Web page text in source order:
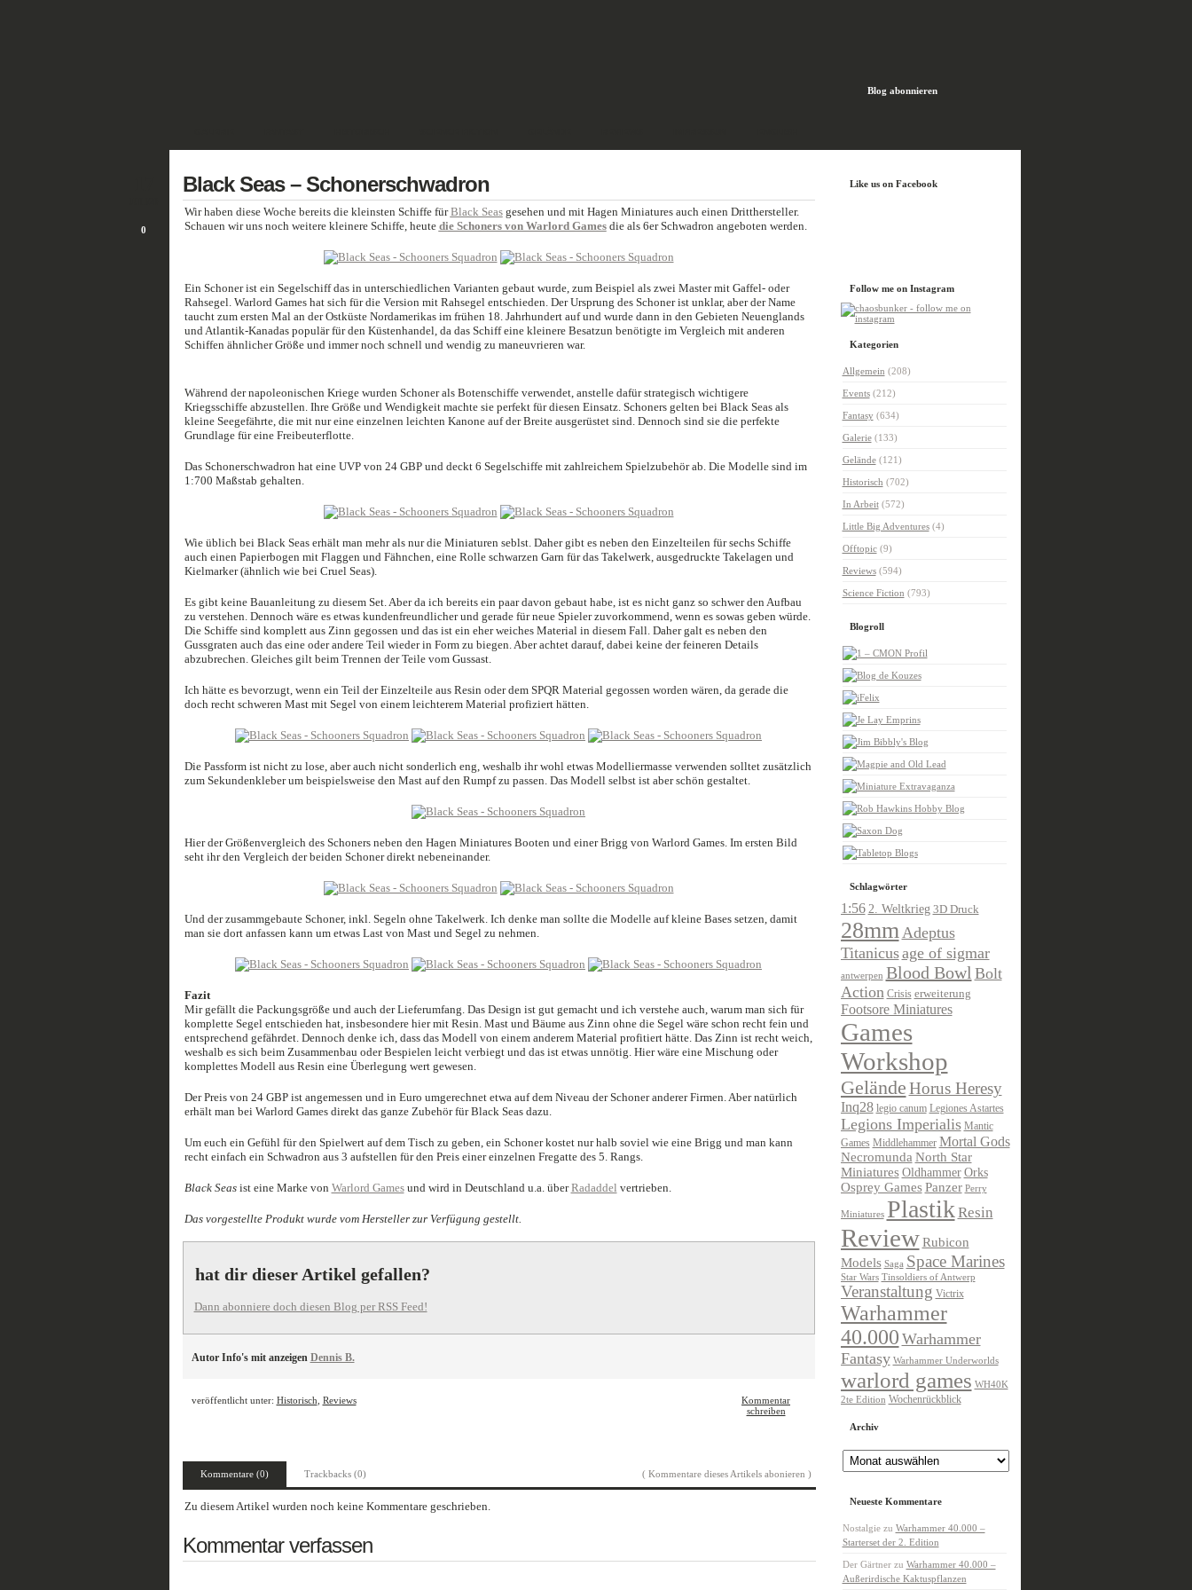
Blog abonnieren
0
Black Seas – Schonerschwadron
Wir haben diese Woche bereits die kleinsten Schiffe fürBlack Seasgesehen und mit Hagen Miniatures auch einen Dritthersteller.
Schauen wir uns noch weitere kleinere Schiffe, heute die Schoners von Warlord Gamesdie als 6er Schwadron angeboten werden.
Ein Schoner ist ein Segelschiff das in unterschiedlichen Varianten gebaut wurde, zum Beispiel als zwei Master mit Gaffel- oder
Rahsegel. Warlord Games hat sich für die Version mit Rahsegel entschieden. Der Ursprung des Schoner ist unklar, aber der Name
taucht zum ersten Mal an der Ostküste Nordamerikas im frühen 18. Jahrhundert auf und wurde dann in den Gebieten Neuenglands
und Atlantik-Kanadas populär für den Küstenhandel, da das Schiff eine kleinere Besatzun benötigte im Vergleich mit anderen
Schiffen ähnlicher Größe und immer noch schnell und wendig zu maneuvrieren war.
Während der napoleonischen Kriege wurden Schoner als Botenschiffe verwendet, anstelle dafür strategisch wichtigere
Kriegsschiffe abzustellen. Ihre Größe und Wendigkeit machte sie perfekt für diesen Einsatz. Schoners gelten bei Black Seas als
kleine Seegefährte, die mit nur eine einzelnen leichten Kanone auf der Breite ausgerüstet sind. Dennoch sind sie die perfekte
Grundlage für eine Freibeuterflotte.
Das Schonerschwadron hat eine UVP von 24 GBP und deckt 6 Segelschiffe mit zahlreichem Spielzubehör ab. Die Modelle sind im
1:700 Maßstab gehalten.
Wie üblich bei Black Seas erhält man mehr als nur die Miniaturen seblst. Daher gibt es neben den Einzelteilen für sechs Schiffe
auch einen Papierbogen mit Flaggen und Fähnchen, eine Rolle schwarzen Garn für das Takelwerk, ausgedruckte Takelagen und
Kielmarker (ähnlich wie bei Cruel Seas).
Es gibt keine Bauanleitung zu diesem Set. Aber da ich bereits ein paar davon gebaut habe, ist es nicht ganz so schwer den Aufbau
zu verstehen. Dennoch wäre es etwas kundenfreundlicher und gerade für neue Spieler zuvorkommend, wenn es sowas geben würde.
Die Schiffe sind komplett aus Zinn gegossen und das ist ein eher weiches Material in diesem Fall. Daher galt es neben den
Gussgraten auch das eine oder andere Teil wieder in Form zu biegen. Aber achtet darauf, dabei keine der feineren Details
abzubrechen. Gleiches gilt beim Trennen der Teile vom Gussast.
Ich hätte es bevorzugt, wenn ein Teil der Einzelteile aus Resin oder dem SPQR Material gegossen worden wären, da gerade die
doch recht schweren Mast mit Segel von einem leichterem Material profiziert hätten.
Die Passform ist nicht zu lose, aber auch nicht sonderlich eng, weshalb ihr wohl etwas Modelliermasse verwenden solltet zusätzlich
zum Sekundenkleber um beispielsweise den Mast auf den Rumpf zu passen. Das Modell selbst ist aber schön gestaltet.
Hier der Größenvergleich des Schoners neben den Hagen Miniatures Booten und einer Brigg von Warlord Games. Im ersten Bild
seht ihr den Vergleich der beiden Schoner direkt nebeneinander.
Und der zusammgebaute Schoner, inkl. Segeln ohne Takelwerk. Ich denke man sollte die Modelle auf kleine Bases setzen, damit
man sie dort anfassen kann um etwas Last von Mast und Segel zu nehmen.
Fazit
Mir gefällt die Packungsgröße und auch der Lieferumfang. Das Design ist gut gemacht und ich verstehe auch, warum man sich für
komplette Segel entschieden hat, insbesondere hier mit Resin. Mast und Bäume aus Zinn ohne die Segel wäre schon recht fein und
entsprechend gefährdet. Dennoch denke ich, dass das Modell von einem anderem Material profitiert hätte. Das Zinn ist recht weich,
weshalb es sich beim Zusammenbau oder Bespielen leicht verbiegt und das ist etwas unnötig. Hier wäre eine Mischung oder
komplettes Modell aus Resin eine Überlegung wert gewesen.
Der Preis von 24 GBP ist angemessen und in Euro umgerechnet etwa auf dem Niveau der Schoner anderer Firmen. Aber natürlich
erhält man bei Warlord Games direkt das ganze Zubehör für Black Seas dazu.
Um euch ein Gefühl für den Spielwert auf dem Tisch zu geben, ein Schoner kostet nur halb soviel wie eine Brigg und man kann
recht einfach ein Schwadron aus 3 aufstellen für den Preis einer einzelnen Fregatte des 5. Rangs.
Black Seasist eine Marke von Warlord Gamesund wird in Deutschland u.a. überRadaddel vertrieben.
Das vorgestellte Produkt wurde vom Hersteller zur Verfügung gestellt.
hat dir dieser Artikel gefallen?
Dann abonniere doch diesen Blog per RSS Feed!
Autor Info's mit anzeigen Dennis B.
veröffentlicht unter: Historisch Reviews
Kommentar
schreiben
Kommentare (0) Trackbacks (0) ( Kommentare dieses Artikels abonieren )
Zu diesem Artikel wurden noch keine Kommentare geschrieben.
Kommentar verfassen
Like us on Facebook
Follow me on Instagram
Kategorien
Allgemein (208)
Events(212)
Fantasy(634)
Galerie(133)
Gelände(121)
Historisch (702)
In Arbeit(572)
Little Big Adventures(4)
Offtopic(9)
Reviews(594)
Science Fiction (793)
Blogroll
Schlagwörter
1:56 2. Weltkrieg 3D Druck
28mmAdeptus
Titanicusage of sigmar
antwerpen Blood Bowl Bolt
Action Crisis erweiterung
Footsore Miniatures
Games
Workshop
GeländeHorus Heresy
Inq28 legio canum Legiones Astartes
Legions Imperialis Mantic
Games Middlehammer Mortal Gods
Necromunda North Star
Miniatures Oldhammer Orks
Osprey Games Panzer Perry
Miniatures Plastik Resin
Review Rubicon
Models Saga Space Marines
Star Wars Tinsoldiers of Antwerp
Veranstaltung Victrix
Warhammer
40.000 Warhammer
Fantasy Warhammer Underworlds
warlord games WH40K
2te Edition Wochenrückblick
Archiv
Neueste Kommentare
Nostalgiezu Warhammer 40.000 –
Starterset der 2. Edition
Der Gärtnerzu Warhammer 40.000 –
Außerirdische Kaktuspflanzen